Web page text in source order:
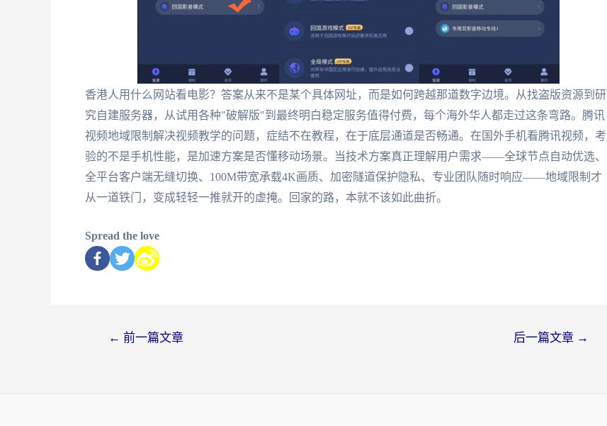
香港人用什么网站看电影？答案从来不是某个具体网址，而是如何跨越那道数字边境。从找盗版资源到研
究自建服务器，从试用各种"破解版"到最终明白稳定服务值得付费，每个海外华人都走过这条弯路。腾讯
视频地域限制解决视频教学的问题，症结不在教程，在于底层通道是否畅通。在国外手机看腾讯视频，考
验的不是手机性能，是加速方案是否懂移动场景。当技术方案真正理解用户需求——全球节点自动优选、
全平台客户端无缝切换、100M带宽承载4K画质、加密隧道保护隐私、专业团队随时响应——地域限制才
从一道铁门，变成轻轻一推就开的虚掩。回家的路，本就不该如此曲折。
Spread the love
← 前一篇文章 后一篇文章 →